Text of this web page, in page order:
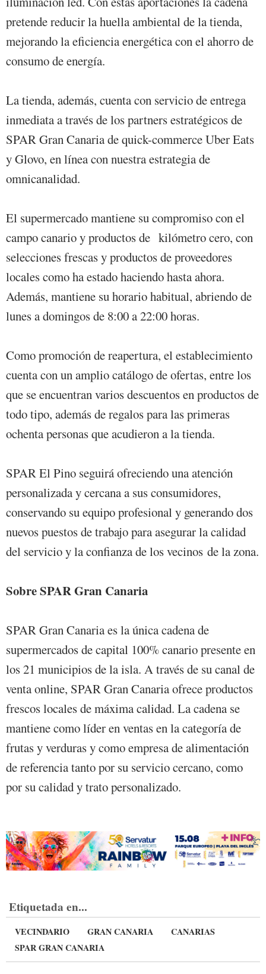
pretende reducir la huella ambiental de la tienda,
mejorando la eficiencia energética con el ahorro de
consumo de energía.
La tienda, además, cuenta con servicio de entrega
inmediata a través de los partners estratégicos de
SPAR Gran Canaria de quick-commerce Uber Eats
y Glovo, en línea con nuestra estrategia de
omnicanalidad.
El supermercado mantiene su compromiso con el
campo canario y productos de kilómetro cero, con
selecciones frescas y productos de proveedores
locales como ha estado haciendo hasta ahora.
Además, mantiene su horario habitual, abriendo de
lunes a domingos de 8:00 a 22:00 horas.
Como promoción de reapertura, el establecimiento
cuenta con un amplio catálogo de ofertas, entre los
que se encuentran varios descuentos en productos de
todo tipo, además de regalos para las primeras
ochenta personas que acudieron a la tienda.
SPAR El Pino seguirá ofreciendo una atención
personalizada y cercana a sus consumidores,
conservando su equipo profesional y generando dos
nuevos puestos de trabajo para asegurar la calidad
del servicio y la confianza de los vecinos de la zona.
Sobre SPAR Gran Canaria
SPAR Gran Canaria es la única cadena de
supermercados de capital 100% canario presente en
los 21 municipios de la isla. A través de su canal de
venta online, SPAR Gran Canaria ofrece productos
frescos locales de máxima calidad. La cadena se
mantiene como líder en ventas en la categoría de
frutas y verduras y como empresa de alimentación
de referencia tanto por su servicio cercano, como
por su calidad y trato personalizado.
Etiquetada en...
VECINDARIO GRAN CANARIA
CANARIAS
SPAR GRAN CANARIA